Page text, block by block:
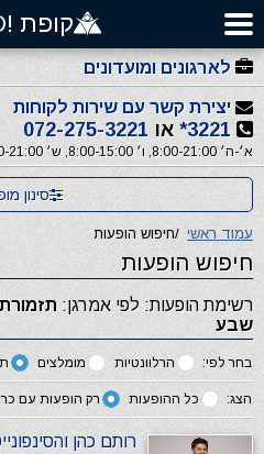
קופת !BRAVO
לארגונים ומועדונים
יצירת קשר עם שירות לקוחות
3221* או 072-275-3221
א׳-ה׳ 8:00-21:00, ו׳ 8:00-15:00, ש׳ 8:00-21:00
סינון
עמוד ראשי /חיפוש הופעות
חיפוש הופעות
רשימת הופעות: לפי אמרגן:
שבע
בחר לפי: הרלוונטיות מומלצים
הצג: כל ההופעות רק הופעות עם
רותם כהן